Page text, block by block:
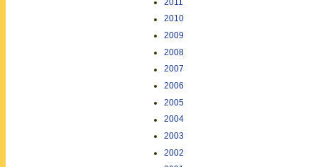
2011
2010
2009
2008
2007
2006
2005
2004
2003
2002